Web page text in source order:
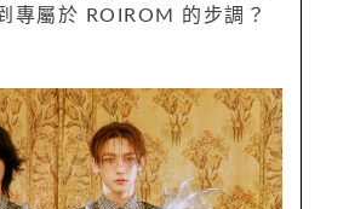
專屬於 ROIROM 的步調？